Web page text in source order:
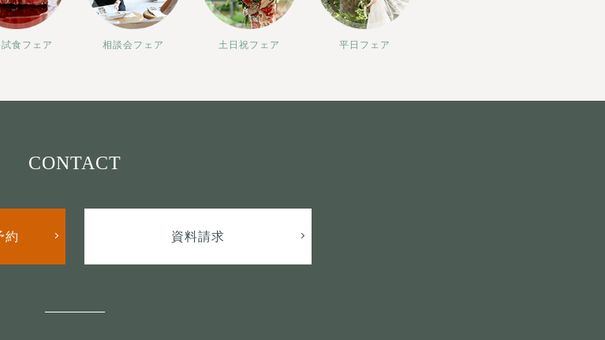
食フェア 相談会フェア 土日祝フェア 平日フェア
CONTACT
約 資料請求